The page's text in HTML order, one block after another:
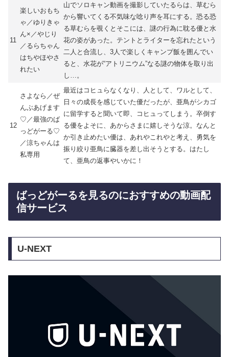
11
楽しいおもち
ゃ／ゆりきゃ
ん×／やじり
／るらちゃん
はちやほやさ
れたい
山でソロキャン動画を撮影していたるらは、草むら
から響いてくる不気味な唸り声を耳にする。恐る恐
る草むらを覗くとそこには、謎の行為に耽る優と水
花の姿があった。テントとライターを忘れたという
二人と合流し、3人で楽しくキャンプ飯を囲んでい
ると、水花が“アトリニウム”なる謎の物体を取り出
し…。
12
さよなら／ぜ
んぶあげます
♡／最強のば
っどがーる♡
／涼ちゃんは
私専用
最近はコヒュらなくなり、人として、ワルとして、
日々の成長を感じていた優だったが、亜鳥がシカゴ
に留学すると聞いて即、コヒュってしまう。卒倒す
る優をよそに、あからさまに嬉しそうな涼。なんと
か引き止めたい優は、あれやこれやと考え、勇気を
振り絞り亜鳥に臓器を差し出そうとする。はたし
て、亜鳥の返事やいかに！
ばっどがーるを見るのにおすすめの動画配
信サービス
U-NEXT